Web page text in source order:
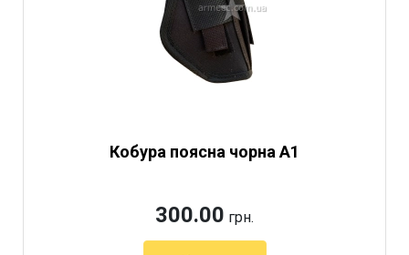
Кобура поясна чорна А1
300.00 грн.